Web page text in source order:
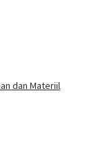
dan Materiil